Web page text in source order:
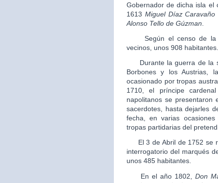
Gobernador de dicha isla el
1613 Miguel Díaz Caravaño
Alonso Tello de Gúzman
Según el censo de la
vecinos, unos 908 habitantes.
Durante la guerra de la
Borbones y los Austrias,
ocasionado por tropas
1710, el príncipe
napolitanos se presentaron
sacerdotes, hasta dejarles
fecha, en varias
tropas partidarias del
El 3 de Abril de 1752 se
interrogatorio del marqués
unos 485 habitantes.
En el año 1802, Don